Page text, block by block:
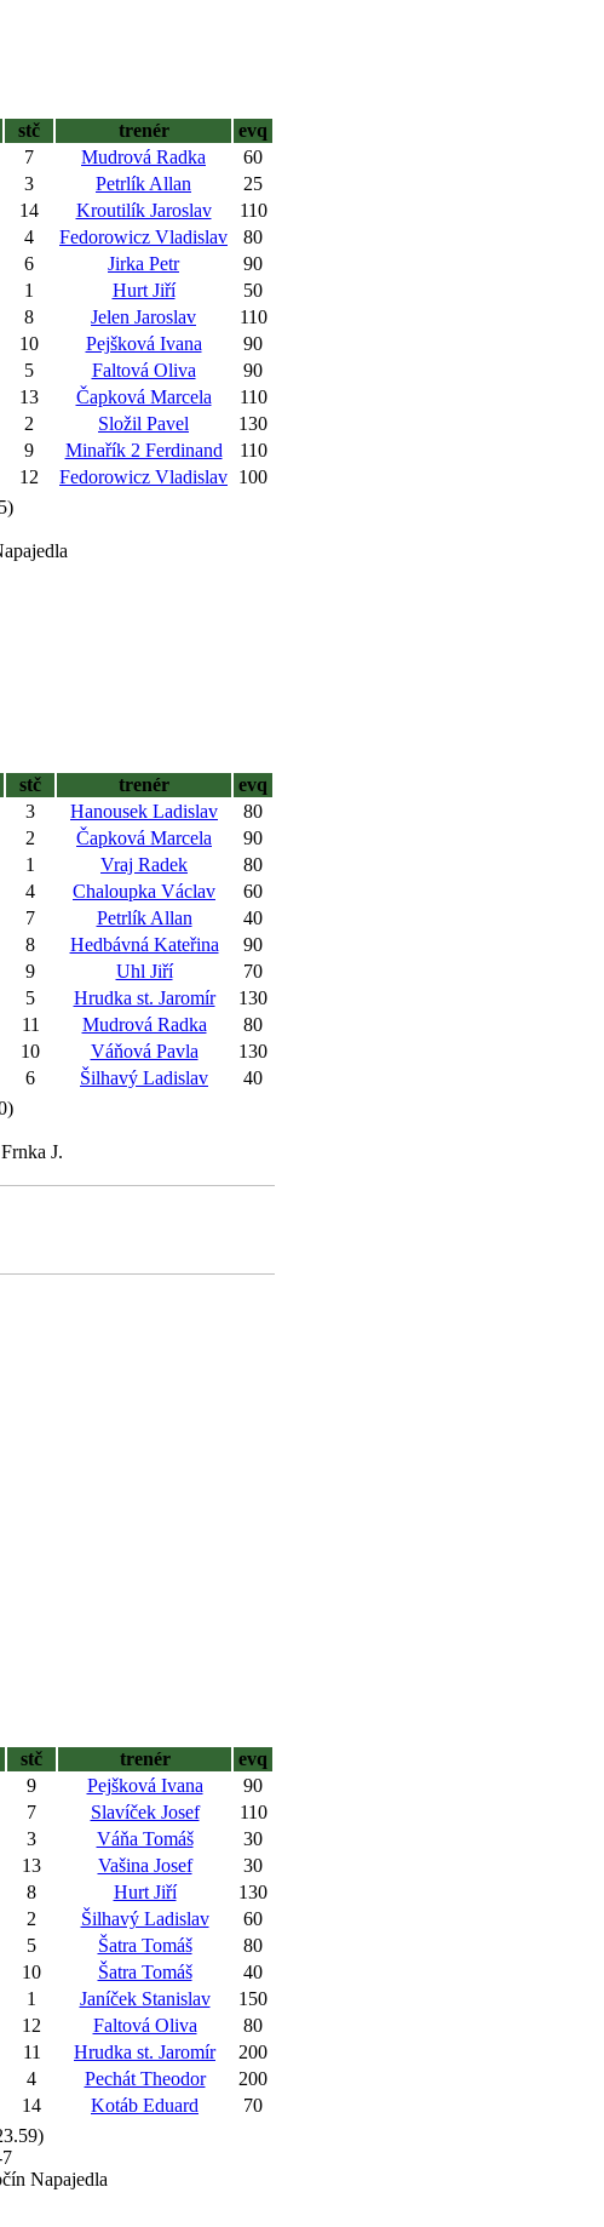
stč trenér
evq
7 Mudrová Radka
60
3 Petrlík Allan
25
14 Kroutilík Jaroslav
110
4 Fedorowicz Vladislav
80
6 Jirka Petr
90
1 Hurt Jiří
50
8 Jelen Jaroslav
110
10 Pejšková Ivana
90
5 Faltová Oliva
90
13 Čapková Marcela
110
2 Složil Pavel
130
9 Minařík 2 Ferdinand
110
12 Fedorowicz Vladislav 100
stč trenér
evq
3 Hanousek Ladislav
80
2 Čapková Marcela
90
1 Vraj Radek
80
4 Chaloupka Václav
60
7 Petrlík Allan
40
8 Hedbávná Kateřina
90
9 Uhl Jiří
70
5 Hrudka st. Jaromír
130
11 Mudrová Radka
80
10 Váňová Pavla
130
6 Šilhavý Ladislav
40
J.
stč trenér
evq
9 Pejšková Ivana
90
7 Slavíček Josef
110
3 Váňa Tomáš
30
13 Vašina Josef
30
8 Hurt Jiří
130
2 Šilhavý Ladislav
60
5 Šatra Tomáš
80
10 Šatra Tomáš
40
1 Janíček Stanislav
150
12 Faltová Oliva
80
11 Hrudka st. Jaromír
200
4 Pechát Theodor
200
14 Kotáb Eduard
70
Napajedla